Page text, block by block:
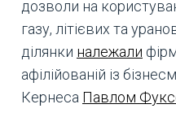
дозволи на
газу, літієвих та
ділянки належали
афілійованій із
Кернеса Павлом